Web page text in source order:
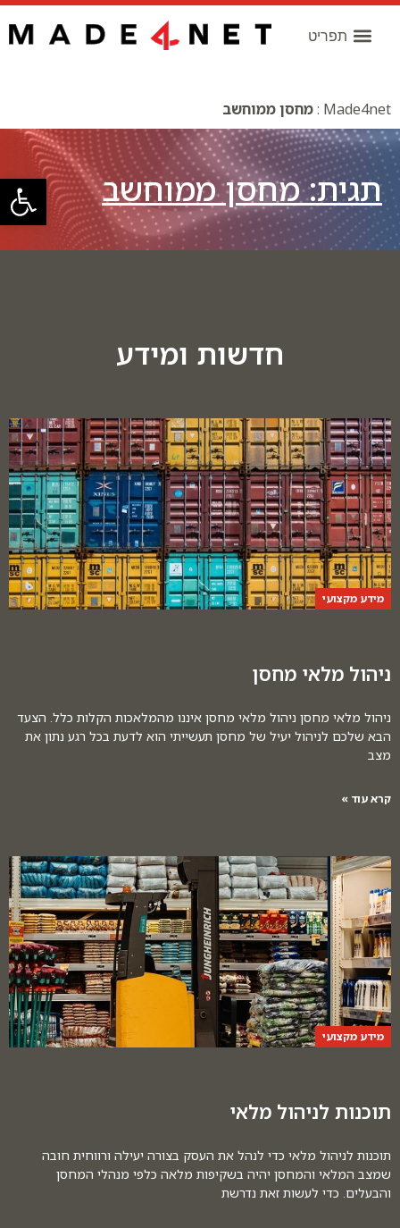
פתח
Made4net
:מחסן ממוחשב
תגית: מחסן ממוחשב
חדשות ומידע
מידע מקצועי
ניהול מלאי מחסן
ניהול מלאי מחסן ניהול מלאי מחסן איננו מהמלאכות הקלות כלל. הצעד
הבא שלכם לניהול יעיל של מחסן תעשייתי הוא לדעת בכל רגע נתון את
מצב
קרא עוד »
מידע מקצועי
תוכנות לניהול מלאי
תוכנות לניהול מלאי כדי לנהל את העסק בצורה יעילה ורווחית חובה
שמצב המלאי והמחסן יהיה בשקיפות מלאה כלפי מנהלי המחסן
והבעלים. כדי לעשות זאת נדרשת